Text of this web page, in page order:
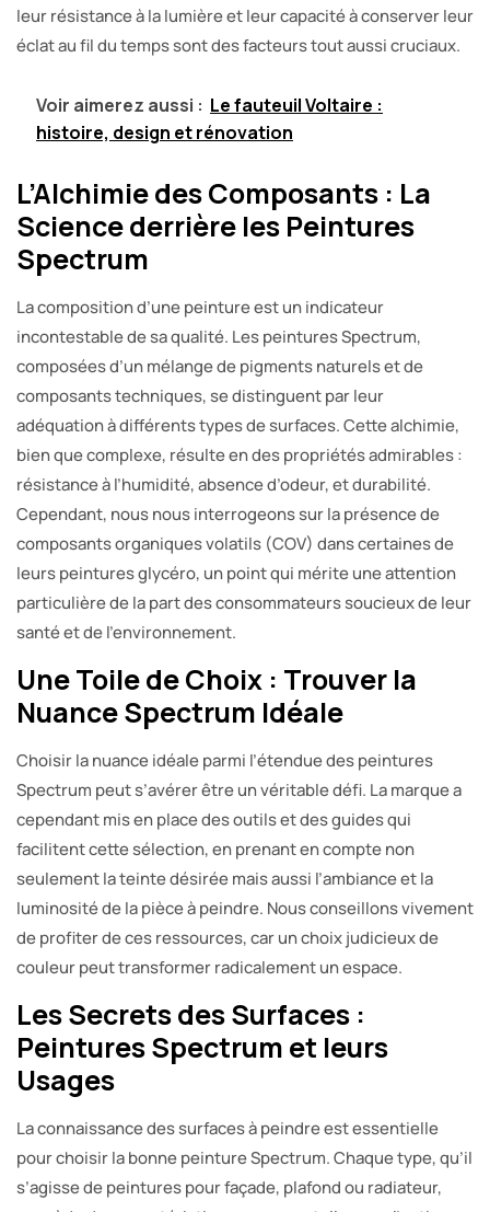
leur résistance à la lumière et leur capacité à conserver leur
éclat au fil du temps sont des facteurs tout aussi cruciaux.
Voir aimerez aussi : Le fauteuil Voltaire :
histoire, design et rénovation
L’Alchimie des Composants : La
Science derrière les Peintures
Spectrum
La composition d’une peinture est un indicateur
incontestable de sa qualité. Les peintures Spectrum,
composées d’un mélange de pigments naturels et de
composants techniques, se distinguent par leur
adéquation à différents types de surfaces. Cette alchimie,
bien que complexe, résulte en des propriétés admirables :
résistance à l’humidité, absence d’odeur, et durabilité.
Cependant, nous nous interrogeons sur la présence de
composants organiques volatils (COV) dans certaines de
leurs peintures glycéro, un point qui mérite une attention
particulière de la part des consommateurs soucieux de leur
santé et de l’environnement.
Une Toile de Choix : Trouver la
Nuance Spectrum Idéale
Choisir la nuance idéale parmi l’étendue des peintures
Spectrum peut s’avérer être un véritable défi. La marque a
cependant mis en place des outils et des guides qui
facilitent cette sélection, en prenant en compte non
seulement la teinte désirée mais aussi l’ambiance et la
luminosité de la pièce à peindre. Nous conseillons vivement
de profiter de ces ressources, car un choix judicieux de
couleur peut transformer radicalement un espace.
Les Secrets des Surfaces :
Peintures Spectrum et leurs
Usages
La connaissance des surfaces à peindre est essentielle
pour choisir la bonne peinture Spectrum. Chaque type, qu’il
s’agisse de peintures pour façade, plafond ou radiateur,